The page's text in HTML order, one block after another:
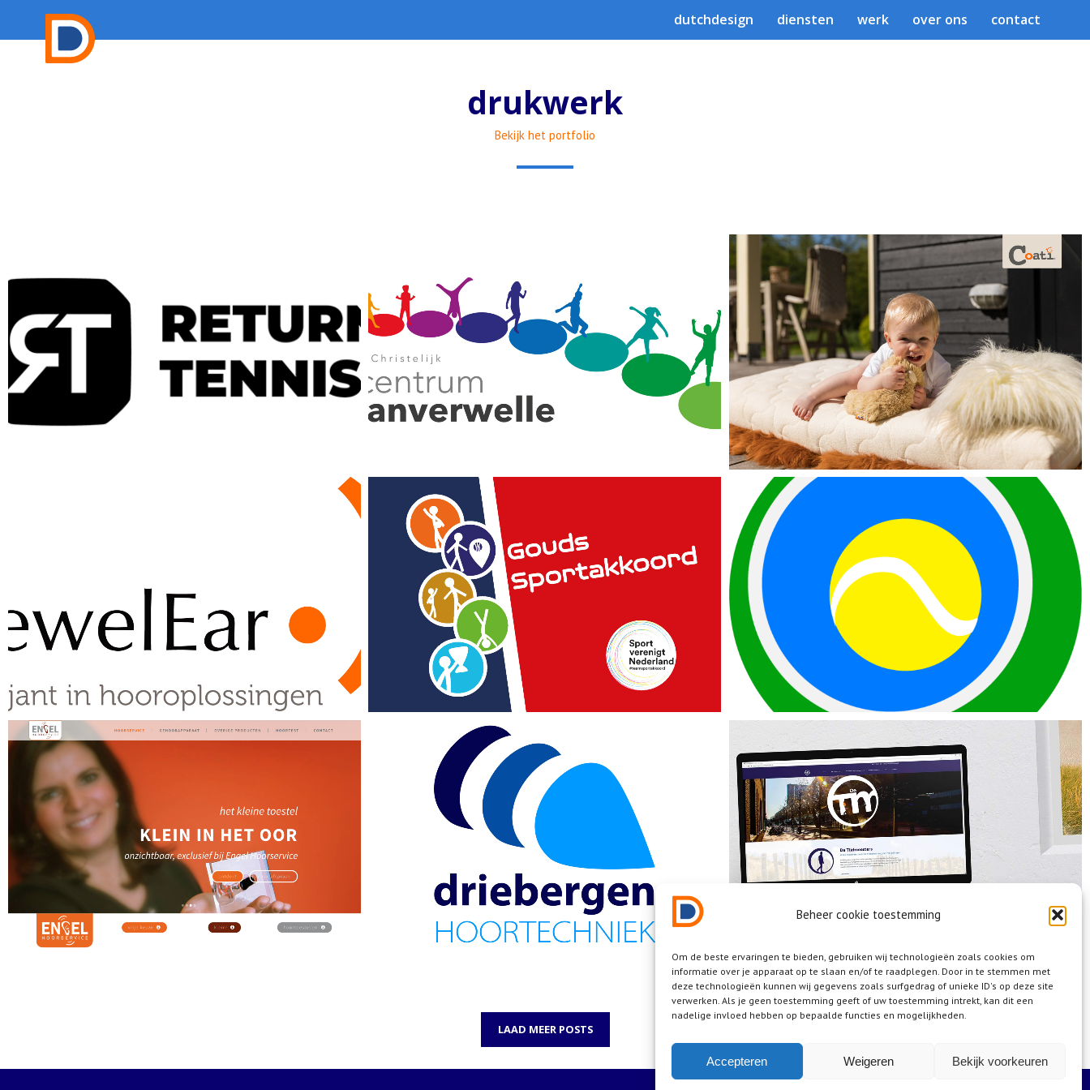
Beheer cookie toestemming
Om de beste ervaringen te bieden, gebruiken wij technologieën zoals cookies om
informatie over je apparaat op te slaan en/of te raadplegen. Door in te stemmen met
deze technologieën kunnen wij gegevens zoals surfgedrag of unieke ID's op deze site
verwerken. Als je geen toestemming geeft of uw toestemming intrekt, kan dit een
nadelige invloed hebben op bepaalde functies en mogelijkheden.
Accepteren Weigeren Bekijk voorkeuren
dutchdesign diensten werk over ons contact
drukwerk
Bekijk het portfolio
LAAD MEER POSTS